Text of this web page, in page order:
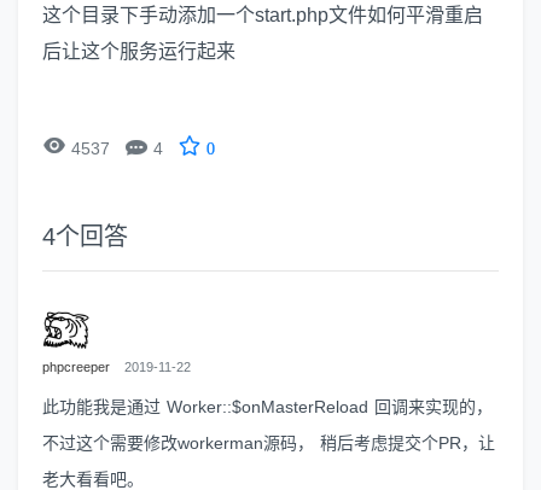
这个目录下手动添加一个start.php文件如何平滑重启
后让这个服务运行起来
 4537  4 0
4个回答
phpcreeper 2019-11-22
此功能我是通过 Worker::$onMasterReload 回调来实现的，
不过这个需要修改workerman源码， 稍后考虑提交个PR，让
老大看看吧。